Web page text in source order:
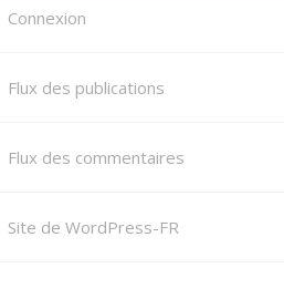
Connexion
Flux des publications
Flux des commentaires
Site de WordPress-FR